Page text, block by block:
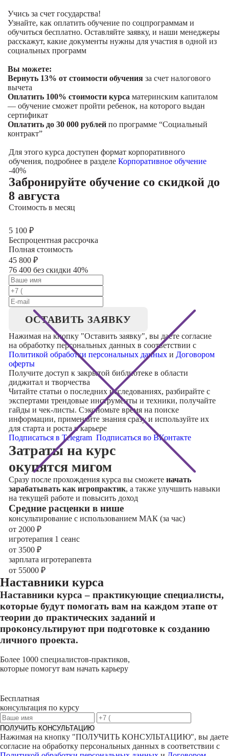
Учись за счет государства!
Узнайте, как оплатить обучение по соцпрограммам и
обучиться бесплатно. Оставляйте заявку, и наши менеджеры
расскажут, какие документы нужны для участия в одной из
социальных программ
Вы можете:
Вернуть 13% от стоимости обучения за счет налогового
вычета
Оплатить 100% стоимости курса материнским капиталом
— обучение сможет пройти ребенок, на которого выдан
сертификат
Оплатить до 30 000 рублей по программе “Социальный
контракт”
Для этого курса доступен формат корпоративного
обучения, подробнее в разделе Корпоративное обучение
-40%
Забронируйте обучение со скидкой до
8 августа
Стоимость в месяц
5 100 ₽
Беспроцентная рассрочка
Полная стоимость
45 800 ₽
76 400 без скидки 40%
ОСТАВИТЬ ЗАЯВКУ
Нажимая на кнопку "Оставить заявку", вы даете согласие
на обработку персональных данных в соответствии с
Политикой обработки персональных данныхи Договором
оферты
Получите доступ к закрытой библиотекев области
диджитал и творчества
Читайте статьи о последних исследованиях, разбирайте с
экспертами трендовые инструменты и техники, получайте
гайды и чек-листы. Сэкономьте время на поиске
информации, применяйте знания сразу и используйте их
для старта и роста в карьере
Подписаться в Telegram Подписаться во ВКонтакте
Затраты на курс
окупятся мигом
Сразу после прохождения курса вы сможете начать
зарабатывать как игропрактик, а также улучшить навыки
на текущей работе и повысить доход
Cредние расценки в нише
консультирование с использованием МАК (за час)
от 2000 ₽
игротерапия 1 сеанс
от 3500 ₽
зарплата игротерапевта
от 55000 ₽
Наставники курса
Наставники курса – практикующие специалисты,
которые будут помогать вам на каждом этапе от
теории до практических заданий и
проконсультируют при подготовке к созданию
личного проекта.
Более 1000 специалистов-практиков,
которые помогут вам начать карьеру
Бесплатная
консультация по курсу
ПОЛУЧИТЬ КОНСУЛЬТАЦИЮ
Нажимая на кнопку "ПОЛУЧИТЬ КОНСУЛЬТАЦИЮ", вы даете
согласие на обработку персональных данных в соответствии с